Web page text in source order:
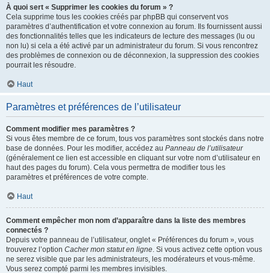
À quoi sert « Supprimer les cookies du forum » ?
Cela supprime tous les cookies créés par phpBB qui conservent vos
paramètres d’authentification et votre connexion au forum. Ils fournissent aussi
des fonctionnalités telles que les indicateurs de lecture des messages (lu ou
non lu) si cela a été activé par un administrateur du forum. Si vous rencontrez
des problèmes de connexion ou de déconnexion, la suppression des cookies
pourrait les résoudre.
Haut
Paramètres et préférences de l’utilisateur
Comment modifier mes paramètres ?
Si vous êtes membre de ce forum, tous vos paramètres sont stockés dans notre
base de données. Pour les modifier, accédez au Panneau de l’utilisateur
(généralement ce lien est accessible en cliquant sur votre nom d’utilisateur en
haut des pages du forum). Cela vous permettra de modifier tous les
paramètres et préférences de votre compte.
Haut
Comment empêcher mon nom d’apparaître dans la liste des membres
connectés ?
Depuis votre panneau de l’utilisateur, onglet « Préférences du forum », vous
trouverez l’option Cacher mon statut en ligne. Si vous activez cette option vous
ne serez visible que par les administrateurs, les modérateurs et vous-même.
Vous serez compté parmi les membres invisibles.